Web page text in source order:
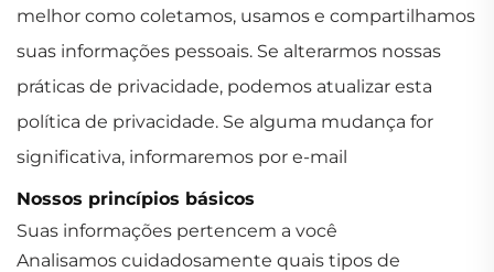
melhor como coletamos, usamos e compartilhamos
suas informações pessoais. Se alterarmos nossas
práticas de privacidade, podemos atualizar esta
política de privacidade. Se alguma mudança for
significativa, informaremos por e-mail
Nossos princípios básicos
Suas informações pertencem a você
Analisamos cuidadosamente quais tipos de